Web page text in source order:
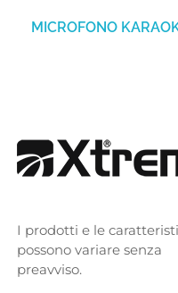
MICROFONO
I prodotti e le
possono variare senza
preavviso.